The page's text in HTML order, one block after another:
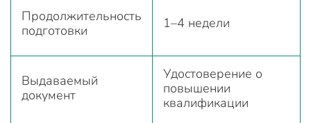
Продолжительность
подготовки
1–4 недели
Выдаваемый
документ
Удостоверение о
повышении
квалификации